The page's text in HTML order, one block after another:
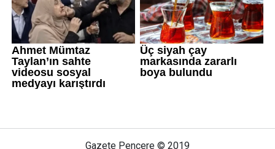
Gazete Pencere © 2019